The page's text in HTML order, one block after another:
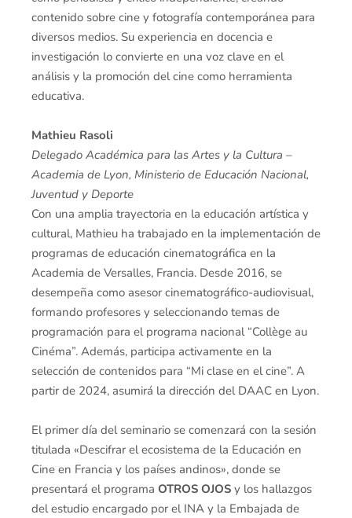
contenido sobre cine y fotografía contemporánea para
diversos medios. Su experiencia en docencia e
investigación lo convierte en una voz clave en el
análisis y la promoción del cine como herramienta
educativa.
Mathieu Rasoli
Delegado Académica para las Artes y la Cultura –
Academia de Lyon, Ministerio de Educación Nacional,
Juventud y Deporte
Con una amplia trayectoria en la educación artística y
cultural, Mathieu ha trabajado en la implementación de
programas de educación cinematográfica en la
Academia de Versalles, Francia. Desde 2016, se
desempeña como asesor cinematográfico-audiovisual,
formando profesores y seleccionando temas de
programación para el programa nacional “Collège au
Cinéma”. Además, participa activamente en la
selección de contenidos para “Mi clase en el cine”. A
partir de 2024, asumirá la dirección del DAAC en Lyon.
El primer día del seminario se comenzará con la sesión
titulada «Descifrar el ecosistema de la Educación en
Cine en Francia y los países andinos», donde se
presentará el programa OTROS OJOS y los hallazgos
del estudio encargado por el INA y la Embajada de